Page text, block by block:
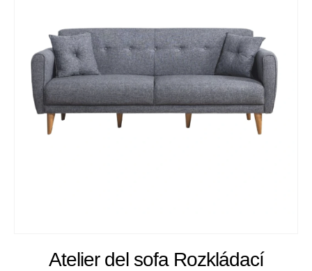
Atelier del sofa Rozkládací